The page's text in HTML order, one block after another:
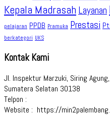
Kepala Madrasah Layanan
pelajaran PPDB Pramuka Prestasi
berkategori UKS
Kontak Kami
Jl. Inspektur Marzuki, Siring
Sumatera Selatan 30138
Telpon :
Website : https://